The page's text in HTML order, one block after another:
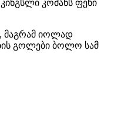
კომანს ფეხი
მაგრამ იოლად
გოლები ბოლო სამ